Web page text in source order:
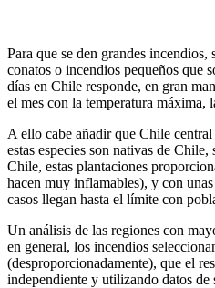
Para que se den grandes
conatos o incendios pequeños que
días en Chile responde, en gran
el mes con la temperatura máxima,
A ello cabe añadir que Chile
estas especies son nativas de
Chile, estas plantaciones
hacen muy inflamables), y con
casos llegan hasta el límite con
Un análisis de las regiones con
en general, los incendios
(desproporcionadamente), que el
independiente y utilizando datos